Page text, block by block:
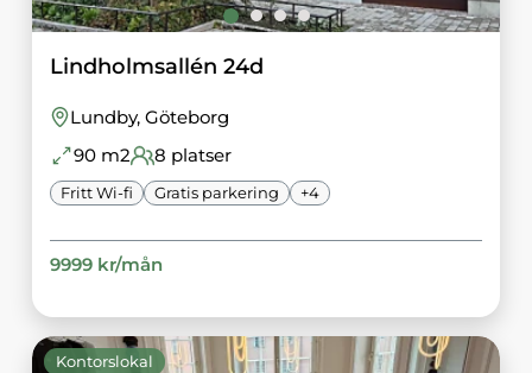
Lindholmsallén 24d
Lundby, Göteborg
90m2 8 platser
Fritt Wi-fi Gratis parkering +4
9999kr/mån
Kontorslokal